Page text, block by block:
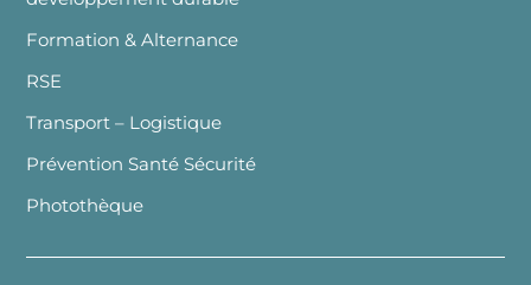
Formation & Alternance
RSE
Transport – Logistique
Prévention Santé Sécurité
Photothèque